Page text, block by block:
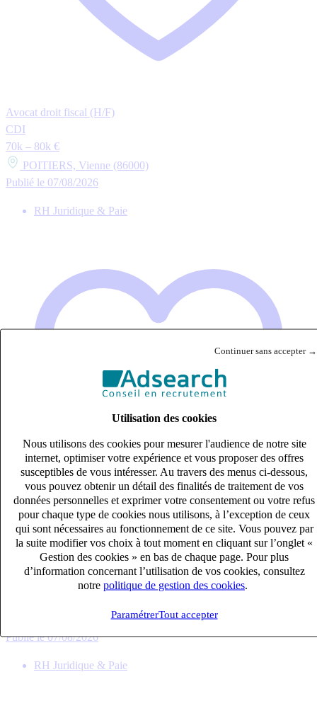
Continuer sans accepter →
Utilisation des cookies
Nous utilisons des cookies pour mesurer l'audience de notre site
internet, optimiser votre expérience et vous proposer des offres
susceptibles de vous intéresser. Au travers des menus ci-dessous,
vous pouvez obtenir un détail des finalités de traitement de vos
données personnelles et exprimer votre consentement ou votre refus
pour chaque type de cookies nous utilisons, à l’exception de ceux
qui sont nécessaires au fonctionnement de ce site. Vous pouvez par
la suite modifier vos choix à tout moment en cliquant sur l’onglet «
Gestion des cookies » en bas de chaque page. Pour plus
d’information concernant l’utilisation de vos cookies, consultez
notre politique de gestion des cookies
ParamétrerTout accepter
Avocat droit fiscal (H/F)
CDI
70k – 80k €
POITIERS, Vienne (86000)
Publié le 07/08/2026
RH Juridique & Paie
AVOCAT DROIT DES AFFAIRES CONSEIL ET
CONTENTIEUX (H/F)
POITIERS, Vienne (86000)
Publié le 07/08/2026
RH Juridique & Paie